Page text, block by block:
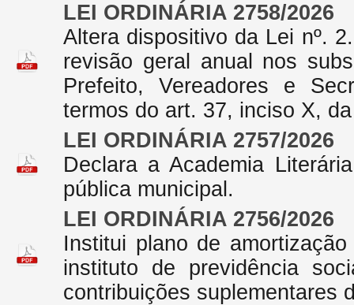
LEI ORDINÁRIA 2758/2026
Altera dispositivo da Lei nº.
revisão geral anual nos
Prefeito, Vereadores e
termos do art. 37, inciso X,
LEI ORDINÁRIA 2757/2026
Declara a Academia
pública municipal.
LEI ORDINÁRIA 2756/2026
Institui plano de
instituto de previdência
contribuições suplementares